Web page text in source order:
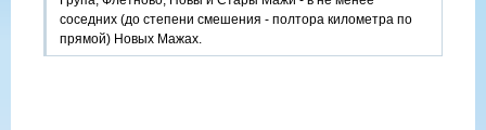
соседних (до степени смешения - полтора километра по
прямой) Новых Мажах.